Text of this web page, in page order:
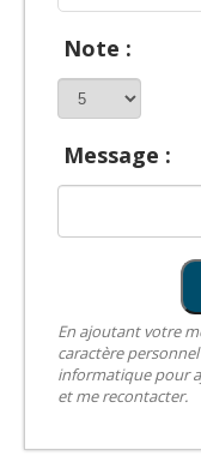
Note :
Message :
En ajoutant votre
caractère
informatique pour
et me recontacter.